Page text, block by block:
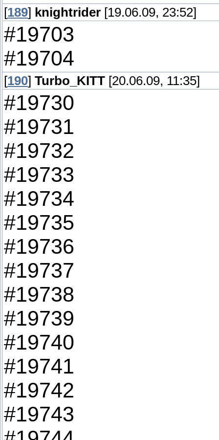
[189] knightrider [19.06.09, 23:52]
#19703
#19704
[190] Turbo_KITT [20.06.09, 11:35]
#19730
#19731
#19732
#19733
#19734
#19735
#19736
#19737
#19738
#19739
#19740
#19741
#19742
#19743